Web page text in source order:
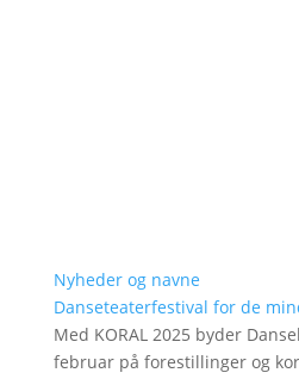
Nyheder og navne
Danseteaterfestival for de
Med KORAL 2025 byder
februar på forestillinger og